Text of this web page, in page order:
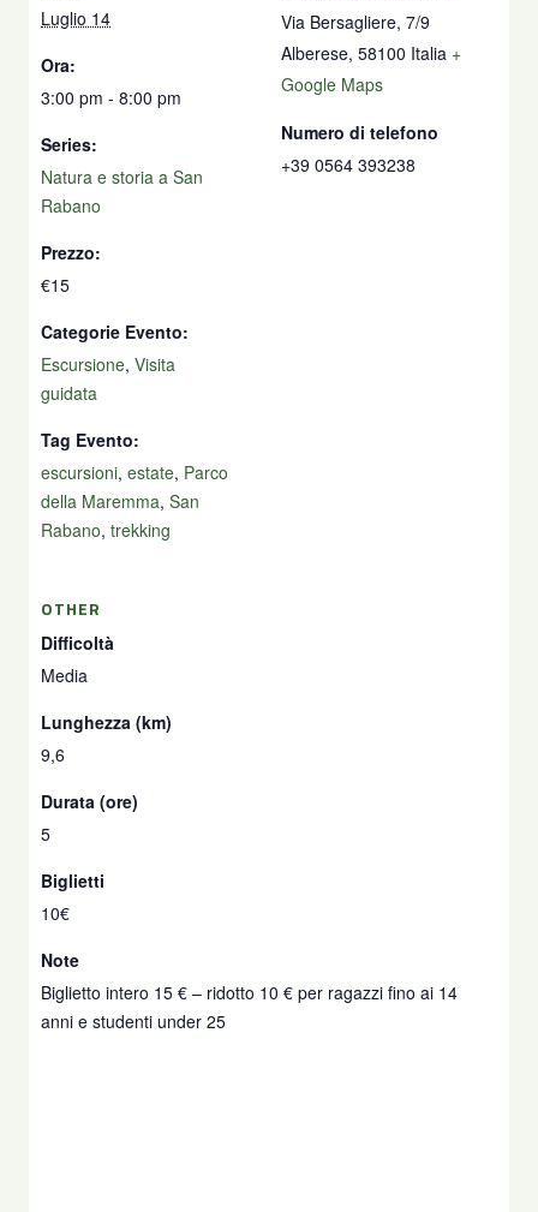
Luglio 14
Ora:
3:00 pm - 8:00 pm
Series:
Natura e storia a San
Rabano
Prezzo:
€15
Categorie Evento:
Escursione, Visita
guidata
Tag Evento:
escursioni, estate, Parco
della Maremma, San
Rabano, trekking
Via Bersagliere, 7/9
Alberese, 58100 Italia +
Google Maps
Numero di telefono
+39 0564 393238
OTHER
Difficoltà
Media
Lunghezza (km)
9,6
Durata (ore)
5
Biglietti
10€
Note
Biglietto intero 15 € – ridotto 10 € per ragazzi fino ai 14
anni e studenti under 25